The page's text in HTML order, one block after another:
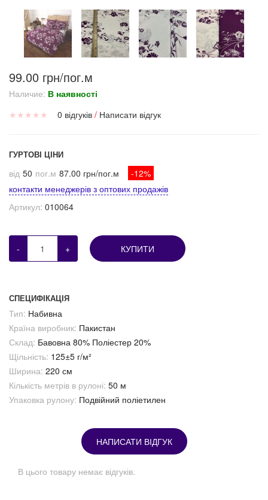
99.00 грн/пог.м
Наличие: В наявності
★ ★ ★ ★ ★ 0 відгуків / Написати відгук
ГУРТОВІ ЦІНИ
від 50 пог.м 87.00 грн/пог.м
-12%
контакти менеджерів з оптових продажів
Артикул: 010064
- + КУПИТИ
СПЕЦИФІКАЦІЯ
Тип: Набивна
Країна виробник: Пакистан
Склад: Бавовна 80% Поліестер 20%
Щільність: 125±5 г/м²
Ширина: 220 см
Кількість метрів в рулоні: 50 м
Упаковка рулону: Подвійний поліетилен
НАПИСАТИ ВІДГУК
В цього товару немає відгуків.